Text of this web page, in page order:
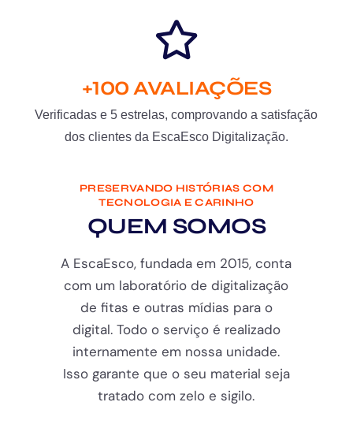
+100 AVALIAÇÕES
Verificadas e 5 estrelas, comprovando a satisfação
dos clientes da EscaEsco Digitalização.
PRESERVANDO HISTÓRIAS COM
TECNOLOGIA E CARINHO
QUEM SOMOS
A EscaEsco, fundada em 2015, conta
com um laboratório de digitalização
de fitas e outras mídias para o
digital. Todo o serviço é realizado
internamente em nossa unidade.
Isso garante que o seu material seja
tratado com zelo e sigilo.